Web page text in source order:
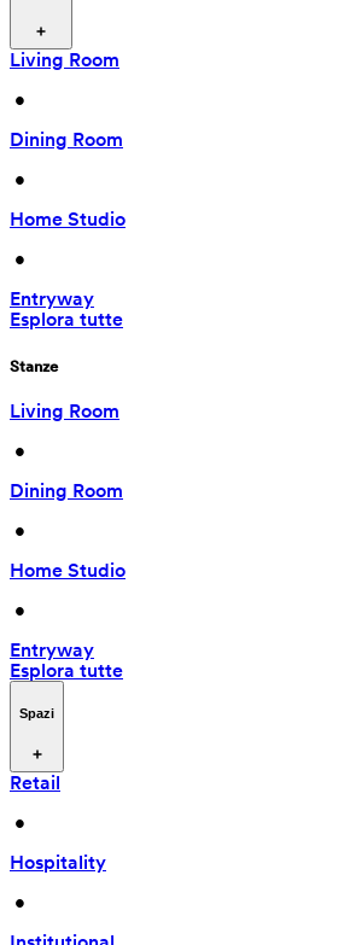
Living Room
•
Dining Room
•
Home Studio
•
Entryway
Esplora tutte
Stanze
Living Room
•
Dining Room
•
Home Studio
•
Entryway
Esplora tutte
Spazi
Retail
•
Hospitality
•